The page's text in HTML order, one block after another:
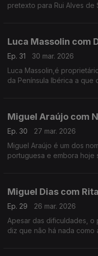
pretexto para Rui Alves de
Luca Massolin com
Ep. 31
30 mar. 2026
Luca Massolin,é
da Península Ibérica a que
Miguel Araújo com
Ep. 30
27 mar. 2026
Miguel Araújo é um dos
portuguesa e embora hoje
Miguel Dias com
Ep. 29
26 mar. 2026
Apesar das dificuldades, o
diz que não há nada como